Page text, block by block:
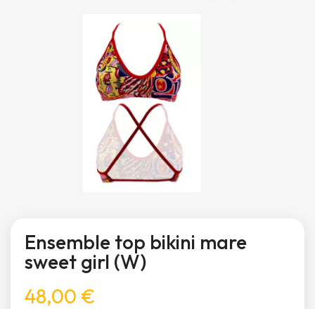
Ensemble top bikini mare
sweet girl (W)
48,00 €